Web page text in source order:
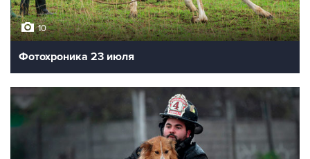
10
Фотохроника 23 июля